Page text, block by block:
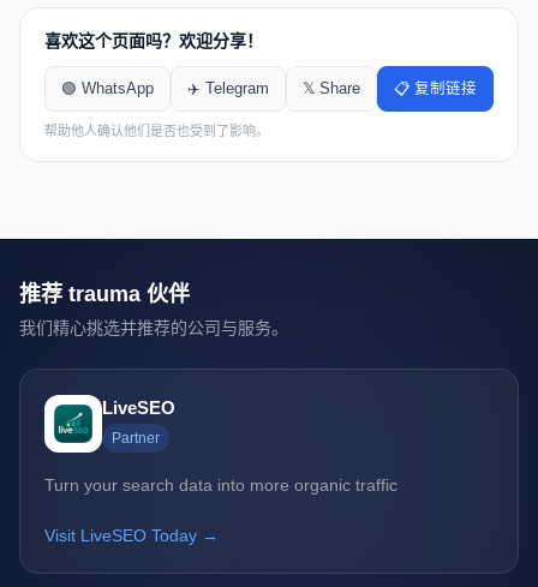
喜欢这个页面吗？欢迎分享！
🟢 WhatsApp ✈️ Telegram 𝕏 Share 📋 复制链接
帮助他人确认他们是否也受到了影响。
推荐 trauma 伙伴
我们精心挑选并推荐的公司与服务。
LiveSEO
Partner
Turn your search data into more organic traffic
Visit LiveSEO Today →